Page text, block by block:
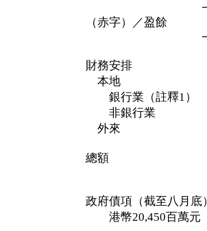
（赤字）／盈
財務安排
本地
銀行業（註釋1
非銀行業
外
─────
總額
─────
政府債項（截至八月底
港幣20,450百萬元